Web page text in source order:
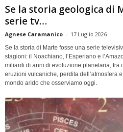
Se la storia geologica di
serie tv…
Agnese Caramanico - 17 Luglio 2026
Se la storia di Marte fosse una serie
stagioni: il Noachiano, l’Esperiano e
miliardi di anni di evoluzione planetaria, tra
eruzioni vulcaniche, perdita dell’atmosfera
mondo arido che osserviamo oggi.